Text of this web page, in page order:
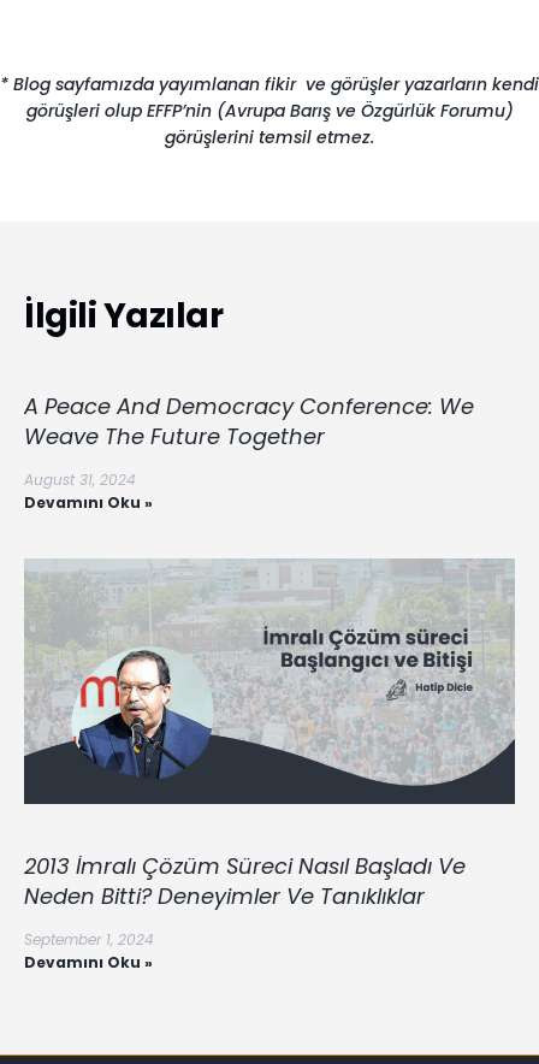
* Blog sayfamızda yayımlanan fikir ve görüşler yazarların kendi
görüşleri olup EFFP’nin (Avrupa Barış ve Özgürlük Forumu)
görüşlerini temsil etmez.
İlgili Yazılar
A Peace And Democracy Conference: We
Weave The Future Together
August 31, 2024
Devamını Oku »
2013 İmralı Çözüm Süreci Nasıl Başladı Ve
Neden Bitti? Deneyimler Ve Tanıklıklar
September 1, 2024
Devamını Oku »